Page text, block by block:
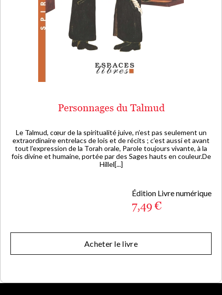
Personnages du Talmud
Le Talmud, cœur de la spiritualité juive, n’est pas seulement un
extraordinaire entrelacs de lois et de récits ; c’est aussi et avant
tout l’expression de la Torah orale, Parole toujours vivante, à la
fois divine et humaine, portée par des Sages hauts en couleur.De
Hillel[...]
Édition Livre numérique
7,49 €
Acheter le livre